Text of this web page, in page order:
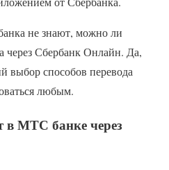
не знают, можно ли
через Сбербанк Онлайн. Да,
выбор способов перевода
любым.
в МТС банке через